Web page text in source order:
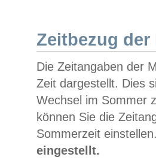
Zeitbezug der
Die Zeitangaben der
Zeit dargestellt. Dies
Wechsel im Sommer
können Sie die
Sommerzeit
eingestellt.